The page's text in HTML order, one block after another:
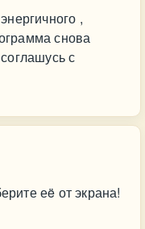
,
снова
с
еë от экрана!